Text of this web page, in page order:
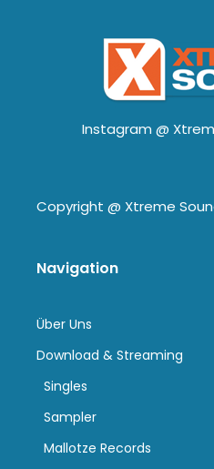
Instagram @
Copyright @ Xtreme
Navigation
Über Uns
Download & Streaming
Singles
Sampler
Mallotze Records